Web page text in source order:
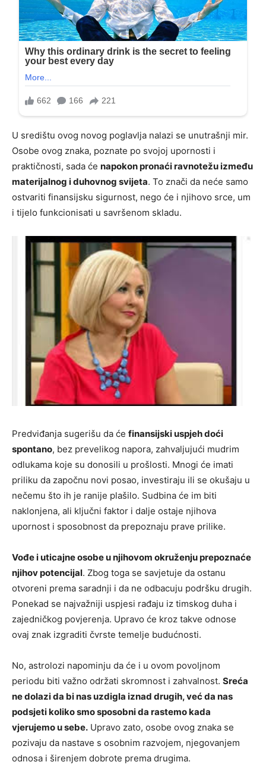
U središtu ovog novog poglavlja nalazi se unutrašnji mir.
Osobe ovog znaka, poznate po svojoj upornosti i
praktičnosti, sada će napokon pronaći ravnotežu između
materijalnog i duhovnog svijeta. To znači da neće samo
ostvariti finansijsku sigurnost, nego će i njihovo srce, um
i tijelo funkcionisati u savršenom skladu.
Predviđanja sugerišu da će finansijski uspjeh doći
spontano, bez prevelikog napora, zahvaljujući mudrim
odlukama koje su donosili u prošlosti. Mnogi će imati
priliku da započnu novi posao, investiraju ili se okušaju u
nečemu što ih je ranije plašilo. Sudbina će im biti
naklonjena, ali ključni faktor i dalje ostaje njihova
upornost i sposobnost da prepoznaju prave prilike.
Vođe i uticajne osobe u njihovom okruženju prepoznaće
njihov potencijal. Zbog toga se savjetuje da ostanu
otvoreni prema saradnji i da ne odbacuju podršku drugih.
Ponekad se najvažniji uspjesi rađaju iz timskog duha i
zajedničkog povjerenja. Upravo će kroz takve odnose
ovaj znak izgraditi čvrste temelje budućnosti.
No, astrolozi napominju da će i u ovom povoljnom
periodu biti važno održati skromnost i zahvalnost. Sreća
ne dolazi da bi nas uzdigla iznad drugih, već da nas
podsjeti koliko smo sposobni da rastemo kada
vjerujemo u sebe. Upravo zato, osobe ovog znaka se
pozivaju da nastave s osobnim razvojem, njegovanjem
odnosa i širenjem dobrote prema drugima.